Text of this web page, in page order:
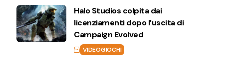
Halo Studios colpita dai
licenziamenti dopo l’uscita di
Campaign Evolved
VIDEOGIOCHI